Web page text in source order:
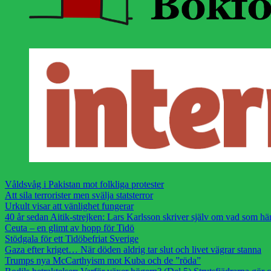
Våldsvåg i Pakistan mot folkliga protester
Att sila terrorister men svälja statsterror
Urkult visar att vänlighet fungerar
40 år sedan Aitik-strejken: Lars Karlsson skriver själv om vad som
Ceuta – en glimt av hopp för Tidö
Stödgala för ett Tidöbefriat Sverige
Gaza efter kriget… När döden aldrig tar slut och livet vägrar stanna
Trumps nya McCarthyism mot Kuba och de ”röda”